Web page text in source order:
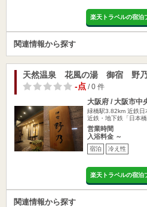
楽天トラベルの宿泊
関連情報から探す
天然温泉 花風の湯 御宿 野乃
-点/ 0 件
大阪府 / 大阪市中
緑橋駅3.82km 近鉄日
近鉄・地下鉄「日本
営業時間
入浴料金 ～
宿泊 冷え性
楽天トラベルの宿泊
関連情報から探す